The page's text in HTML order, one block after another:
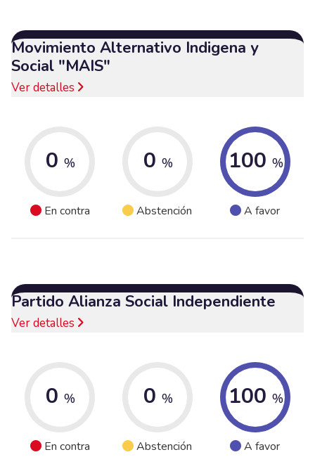
Movimiento Alternativo Indigena y
Social "MAIS"
Ver detalles
0 %
En contra
0 %
Abstención
100 %
A favor
Partido Alianza Social Independiente
Ver detalles
0 %
En contra
0 %
Abstención
100 %
A favor